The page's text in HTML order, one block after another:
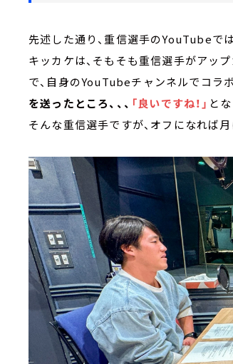
先述した通り、重信選手のYouTubeで
キッカケは、そもそも重信選手がアッ
で、自身のYouTubeチャンネルでコラ
を送ったところ、、、 「良いですね！」 と
そんな重信選手ですが、オフになれば